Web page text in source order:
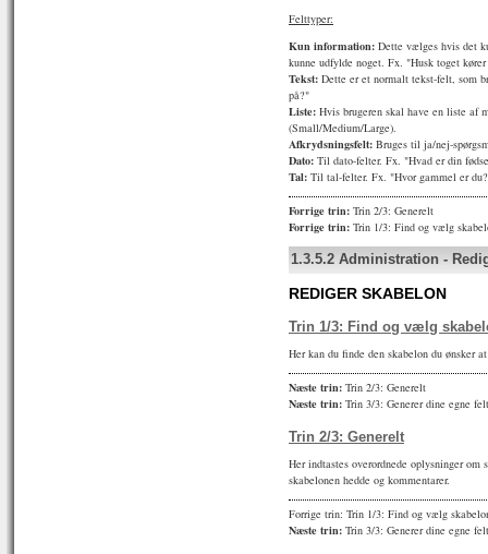
Felttyper:
Kun information: Dette vælges hvis det
kunne udfylde noget. Fx. "Husk toget
Tekst: Dette er et normalt tekst-felt, som
på?"
Liste: Hvis brugeren skal have en liste af
(Small/Medium/Large).
Afkrydsningsfelt: Bruges til ja/nej-
Dato: Til dato-felter. Fx. "Hvad er din
Tal: Til tal-felter. Fx. "Hvor gammel er
Forrige trin: Trin 2/3: Generelt
Forrige trin: Trin 1/3: Find og vælg
1.3.5.2 Administration -
REDIGER SKABELON
Trin 1/3: Find og vælg
Her kan du finde den skabelon du ønsker
Næste trin: Trin 2/3: Generelt
Næste trin: Trin 3/3: Generer dine egne
Trin 2/3: Generelt
Her indtastes overordnede oplysninger
skabelonen hedde og kommentarer.
Forrige trin: Trin 1/3: Find og vælg
Næste trin: Trin 3/3: Generer dine egne